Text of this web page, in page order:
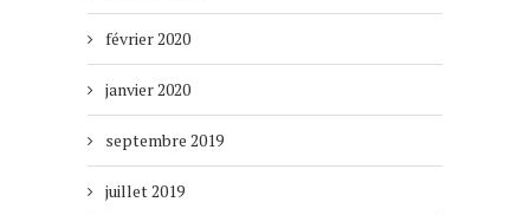
février 2020
janvier 2020
septembre 2019
juillet 2019